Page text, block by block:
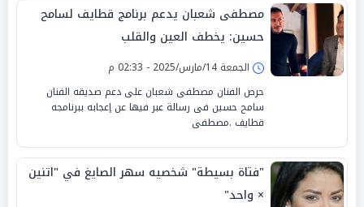
مصطفى شعبان يدعم برنامج قطايف لسامح
حسين: يخطف العين والقلب
الجمعة 14/مارس/2025 - 02:33 م
حرص الفنان مصطفى شعبان على دعم صديقه الفنان
سامح حسين فى رسالة عبر فيها عن إعجابه ببرنامجه
قطايف .مصطفى
"فتاة بسيطة" شخصيه سهر الصايغ في "اتنين
× واحد"